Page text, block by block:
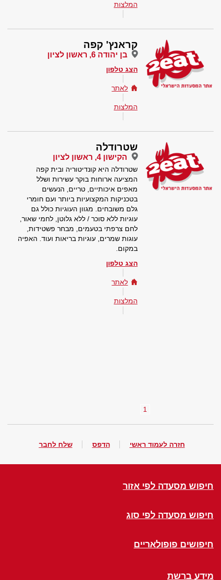
המלצות
קראנץ' קפה
בן יהודה 6, ראשון לציון
הצג טלפון
לאתר
המלצות
שטרודלה
הקישון 4, ראשון לציון
שטרודלה היא קונדיטוריה ובית קפה
המציעה ארוחות בוקר עשירות ושלל
מאפים איכותיים, טריים, הנעשים
בטכניקות המקצועיות ביותר ועם חומרי
גלם משובחים. מגוון העוגיות כולל גם
עוגיות ללא סוכר / ללא גלוטן, לחמי שאור,
לחם צרפתי בטעמים, מבחר פשטידות,
עוגות שמרים, עוגיות בריאות ועוד. האפיה
במקום.
הצג טלפון
לאתר
המלצות
1
חזרה לעמוד ראשי הדפס שלח לחבר
חיפוש מסעדה לפי אזור
חיפוש מסעדה לפי סוג
חיפושים פופולאריים
מידע ברשת